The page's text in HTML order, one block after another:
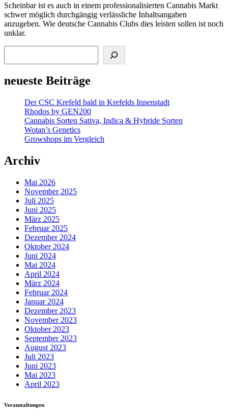
Scheinbar ist es auch in einem professionalisierten Cannabis Markt
schwer möglich durchgängig verlässliche Inhaltsangaben
anzugeben. Wie deutsche Cannabis Clubs dies leisten sollen ist noch
unklar.
neueste Beiträge
Der CSC Krefeld bald in Krefelds Innenstadt
Rhodos by GEN200
Cannabis Sorten Sativa, Indica & Hybride Sorten
Wotan’s Genetics
Growshops im Vergleich
Archiv
Mai 2026
November 2025
Juli 2025
Juni 2025
März 2025
Februar 2025
Dezember 2024
Oktober 2024
Juni 2024
Mai 2024
April 2024
März 2024
Februar 2024
Januar 2024
Dezember 2023
November 2023
Oktober 2023
September 2023
August 2023
Juli 2023
Juni 2023
Mai 2023
April 2023
Veranstaltungen